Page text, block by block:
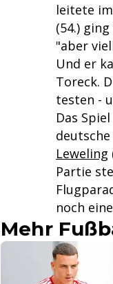
leitete
(54.)
"aber
Und er
Toreck.
testen -
Das
Leweling
Partie
noch
Mehr